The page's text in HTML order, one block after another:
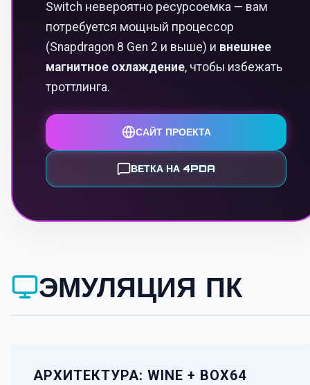
Switch невероятно ресурсоемка — вам
потребуется мощный процессор
(Snapdragon 8 Gen 2 и выше) и внешнее
магнитное охлаждение, чтобы избежать
троттлинга.
САЙТ ПРОЕКТА
ВЕТКА НА 4PDA
ЭМУЛЯЦИЯ ПК
АРХИТЕКТУРА: WINE + BOX64